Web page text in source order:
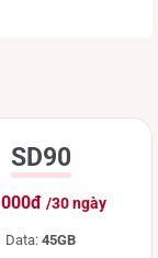
SD90
/30 ngày
Data: 45GB